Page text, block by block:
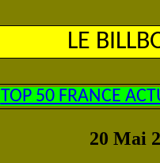
LE
TOP 50 FRANCE
20 Mai